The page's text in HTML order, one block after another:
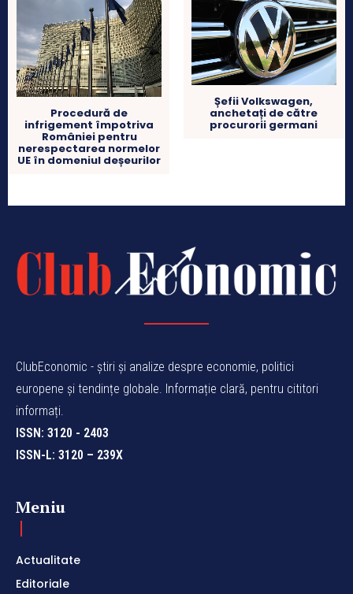
Procedură de
infrigement împotriva
României pentru
nerespectarea normelor
UE în domeniul deșeurilor
Șefii Volkswagen,
anchetați de către
procurorii germani
ClubEconomic - știri și analize despre economie, politici
europene și tendințe globale. Informație clară, pentru cititori
informați.
ISSN: 3120 - 2403
ISSN-L: 3120 – 239X
Meniu
Actualitate
Editoriale